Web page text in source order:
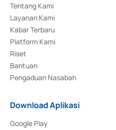
Tentang Kami
Layanan Kami
Kabar Terbaru
Platform Kami
Riset
Bantuan
Pengaduan Nasabah
Download Aplikasi
Google Play